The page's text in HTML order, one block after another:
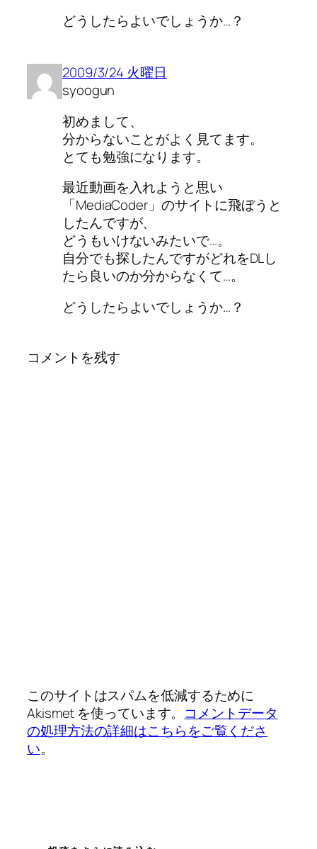
どうしたらよいでしょうか…？
2009/3/24 火曜日
syoogun
初めまして、
分からないことがよく見てます。
とても勉強になります。
最近動画を入れようと思い
「MediaCoder」のサイトに飛ぼうと
したんですが、
どうもいけないみたいで…。
自分でも探したんですがどれをDLし
たら良いのか分からなくて…。
どうしたらよいでしょうか…？
コメントを残す
このサイトはスパムを低減するために
Akismet を使っています。 コメントデータ
の処理方法の詳細はこちらをご覧くださ
い。